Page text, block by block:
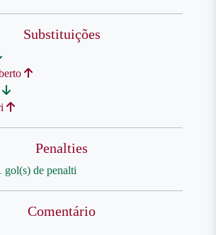
Substituições
Penalties
gol(s) de penalti
Comentário